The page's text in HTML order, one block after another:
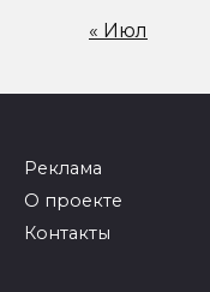
« Июл
Реклама
О проекте
Контакты